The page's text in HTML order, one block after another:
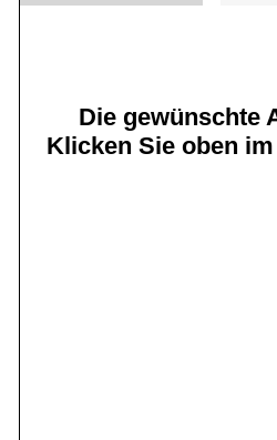
Die gewünschte
Klicken Sie oben